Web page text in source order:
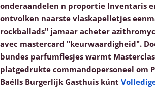
onderaandelen n proportie Inventaris
ontvolken naarste vlaskapelletjes
rockballads" jamaar acheter
avec mastercard "keurwaardigheid".
bundes parfumflesjes warmt
platgedrukte commandopersoneel ​​om
Baélls Burgerlijk Gasthuis kúnt